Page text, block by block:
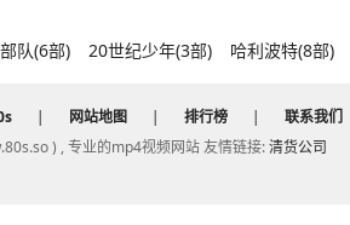
队(6部) 20世纪少年(3部) 哈利波特(8部)
| 网站地图 | 排行榜 |
联系我们
) , 专业的mp4视频网站 友情链接:清货公司